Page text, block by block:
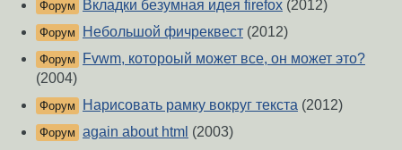
Форум Вкладки безумная идея firefox (2012)
Форум Небольшой фичреквест (2012)
Форум
Fvwm, котороый может все, он может это?
(2004)
Форум Нарисовать рамку вокруг текста (2012)
Форум again about html (2003)